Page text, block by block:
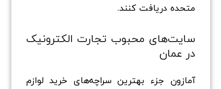
متحده دریافت کنند.
سایت‌های محبوب تجارت الکترونیک
در عمان
آمازون جزء بهترین سراچه‌های خرید لوازم